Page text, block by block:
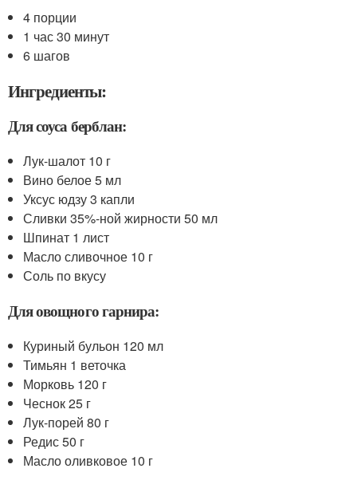
4 порции
1 час 30 минут
6 шагов
Ингредиенты:
Для соуса берблан:
Лук-шалот 10 г
Вино белое 5 мл
Уксус юдзу 3 капли
Сливки 35%-ной жирности 50 мл
Шпинат 1 лист
Масло сливочное 10 г
Соль по вкусу
Для овощного гарнира:
Куриный бульон 120 мл
Тимьян 1 веточка
Морковь 120 г
Чеснок 25 г
Лук-порей 80 г
Редис 50 г
Масло оливковое 10 г